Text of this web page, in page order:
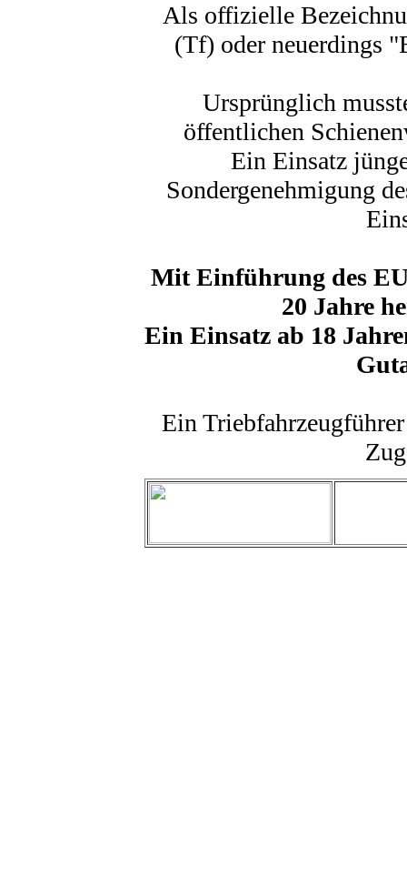
Als offizielle
(Tf) oder neuerdings
Ursprünglich
öffentlichen
Ein Einsatz
Sondergenehmigung
Mit Einführung des
20 Jahre
Ein Einsatz ab 18
Ein